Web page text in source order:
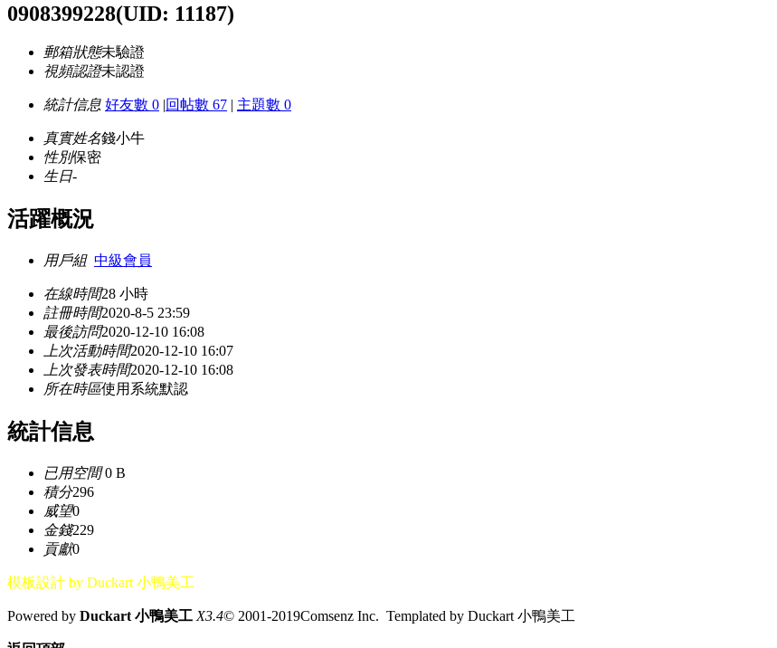
0908399228(UID: 11187)
郵箱狀態未驗證
視頻認證未認證
統計信息 好友數 0 |回帖數 67 | 主題數 0
真實姓名錢小牛
性別保密
生日-
活躍概況
用戶組 中級會員
在線時間28 小時
註冊時間2020-8-5 23:59
最後訪問2020-12-10 16:08
上次活動時間2020-12-10 16:07
上次發表時間2020-12-10 16:08
所在時區使用系統默認
統計信息
已用空間0 B
積分296
威望0
金錢229
貢獻0
模板設計 by Duckart 小鴨美工
Powered by Duckart 小鴨美工 X3.4© 2001-2019Comsenz Inc. Templated by Duckart 小鴨美工